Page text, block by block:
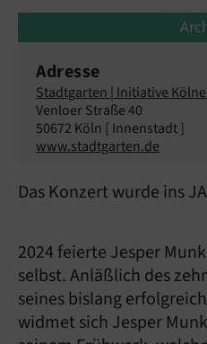
Adresse
Stadtgarten | Initiative
Venloer Straße 40
50672 Köln [ Innenstadt ]
www.stadtgarten.de
Das Konzert wurde ins
2024 feierte Jesper
selbst. Anläßlich des
seines bislang
widmet sich Jesper